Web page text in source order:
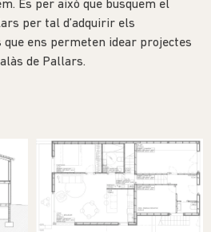
És per això que busquem el
per tal d’adquirir els
ens permeten idear projectes
de Pallars.